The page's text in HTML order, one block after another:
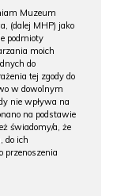
Muzeum
(dalej MHP) jako
podmioty
moich
do
tej zgody do
w dowolnym
nie wpływa na
na podstawie
świadomy/a, że
do ich
przenoszenia